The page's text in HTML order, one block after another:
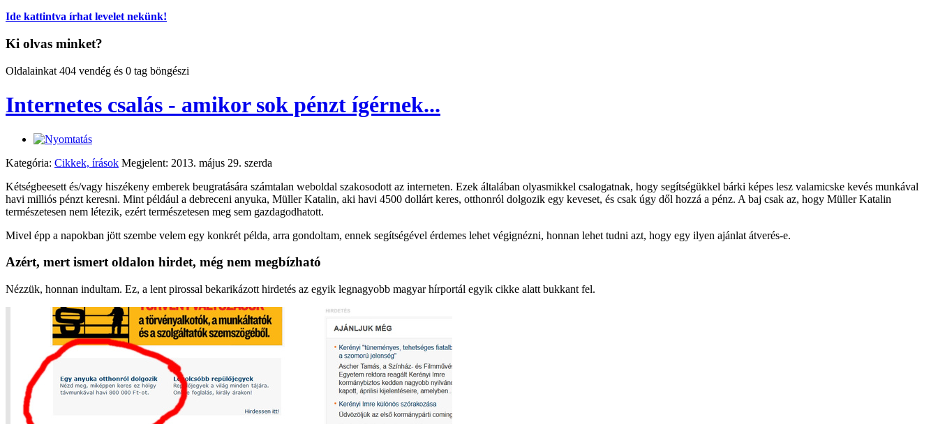
Ide kattintva írhat levelet nekünk!
Ki olvas minket?
Oldalainkat 404 vendég és 0 tag böngészi
Internetes csalás - amikor sok pénzt ígérnek...
Kategória: Cikkek, írások Megjelent: 2013. május 29. szerda
Kétségbeesett és/vagy hiszékeny emberek beugratására számtalan weboldal szakosodott az interneten. Ezek általában olyasmikkel csalogatnak, hogy segítségükkel bárki képes lesz valamicske kevés munkával
havi milliós pénzt keresni. Mint például a debreceni anyuka, Müller Katalin, aki havi 4500 dollárt keres, otthonról dolgozik egy keveset, és csak úgy dől hozzá a pénz. A baj csak az, hogy Müller Katalin
természetesen nem létezik, ezért természetesen meg sem gazdagodhatott.
Mivel épp a napokban jött szembe velem egy konkrét példa, arra gondoltam, ennek segítségével érdemes lehet végignézni, honnan lehet tudni azt, hogy egy ilyen ajánlat átverés-e.
Azért, mert ismert oldalon hirdet, még nem megbízható
Nézzük, honnan indultam. Ez, a lent pirossal bekarikázott hirdetés az egyik legnagyobb magyar hírportál egyik cikke alatt bukkant fel.